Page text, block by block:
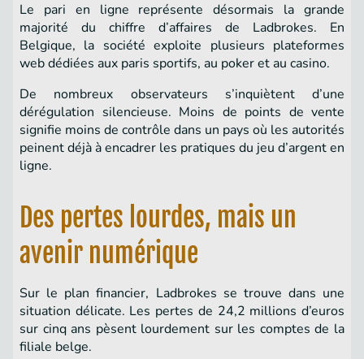
Le pari en ligne représente désormais la grande
majorité du chiffre d’affaires de Ladbrokes. En
Belgique, la société exploite plusieurs plateformes
web dédiées aux paris sportifs, au poker et au casino.
De nombreux observateurs s’inquiètent d’une
dérégulation silencieuse. Moins de points de vente
signifie moins de contrôle dans un pays où les autorités
peinent déjà à encadrer les pratiques du jeu d’argent en
ligne.
Des pertes lourdes, mais un
avenir numérique
Sur le plan financier, Ladbrokes se trouve dans une
situation délicate. Les pertes de 24,2 millions d’euros
sur cinq ans pèsent lourdement sur les comptes de la
filiale belge.